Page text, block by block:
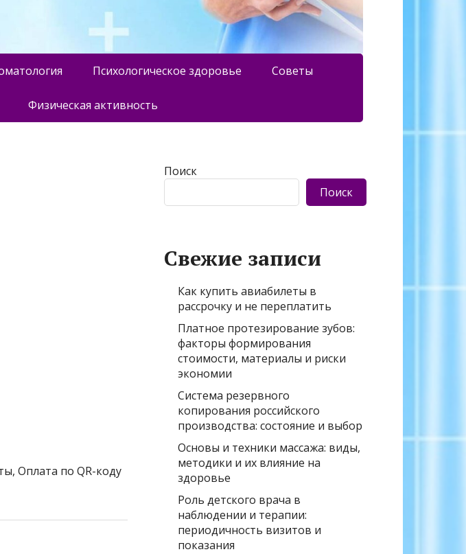
Психологическое здоровье Советы
Физическая активность
Оплата по QR-коду
Поиск
Поиск
Свежие записи
Как купить авиабилеты в
рассрочку и не переплатить
Платное протезирование зубов:
факторы формирования
стоимости, материалы и риски
экономии
Система резервного
копирования российского
производства: состояние и выбор
Основы и техники массажа: виды,
методики и их влияние на
здоровье
Роль детского врача в
наблюдении и терапии:
периодичность визитов и
показания